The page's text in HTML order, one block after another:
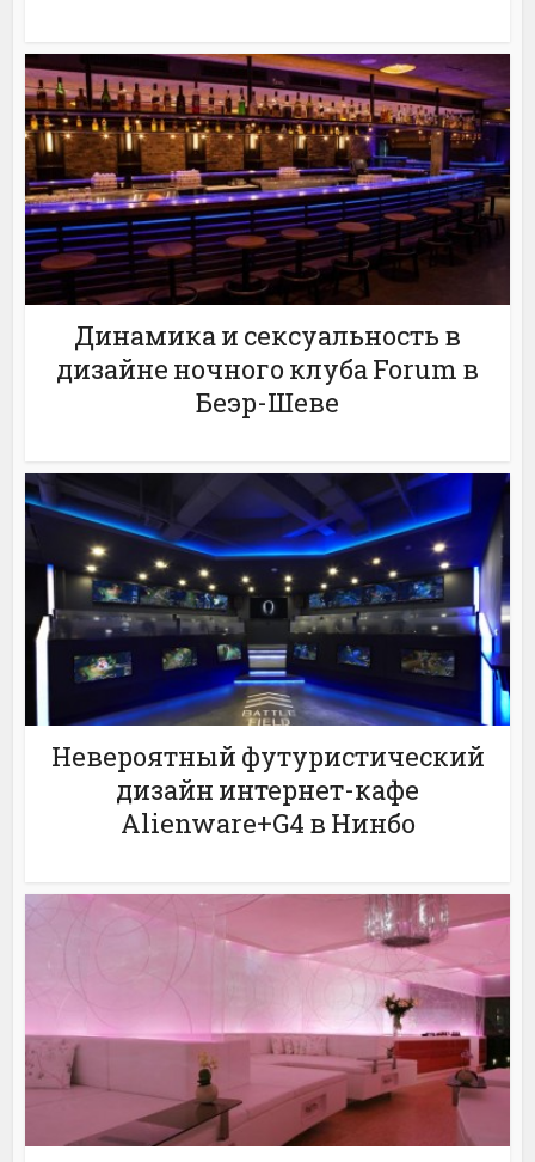
Динамика и сексуальность в
дизайне ночного клуба Forum в
Беэр-Шеве
Невероятный футуристический
дизайн интернет-кафе
Alienware+G4 в Нинбо